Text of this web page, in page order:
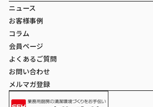
ニュース
お客様事例
コラム
会員ページ
よくあるご質問
お問い合わせ
メルマガ登録